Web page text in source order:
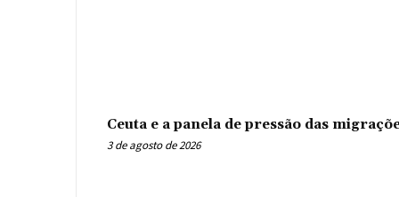
Ceuta e a panela de pressão das
3 de agosto de 2026